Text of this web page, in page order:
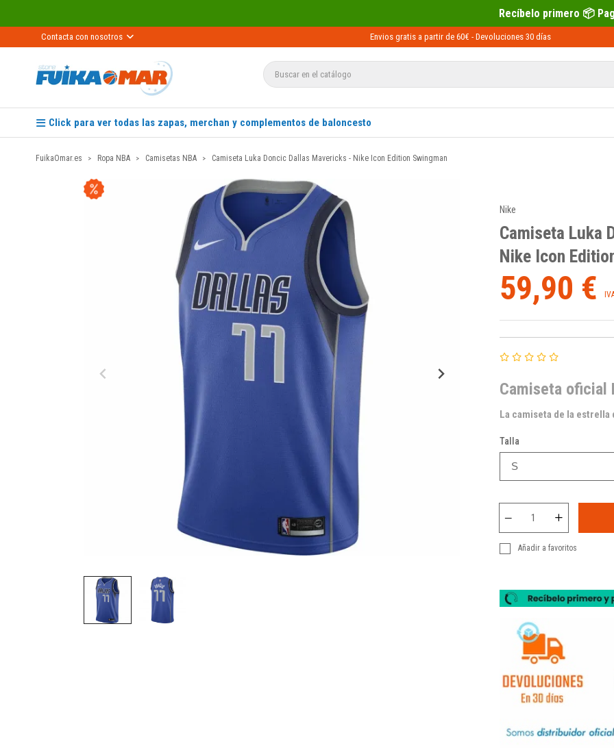
Recíbelo primero 📦 Paga después con
Contacta con nosotros Envios gratis a partir de 60€ - Devoluciones 30 días
Click para ver todas las zapas, merchan y complementos de baloncesto
FuikaOmar.es Ropa NBA Camisetas NBA Camiseta Luka Doncic Dallas Mavericks - Nike Icon Edition Swingman
Nike
Camiseta Luka
Nike Icon
59,90 €
Camiseta oficial
La camiseta de la estrella
Talla
Añadir a favoritos